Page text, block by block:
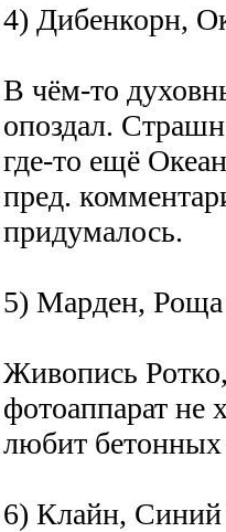
4) Дибенкорн,
В чём-то
опоздал.
где-то ещё
пред.
придумалось.
5) Марден,
Живопись
фотоаппарат не
любит бетонных
6) Клайн,